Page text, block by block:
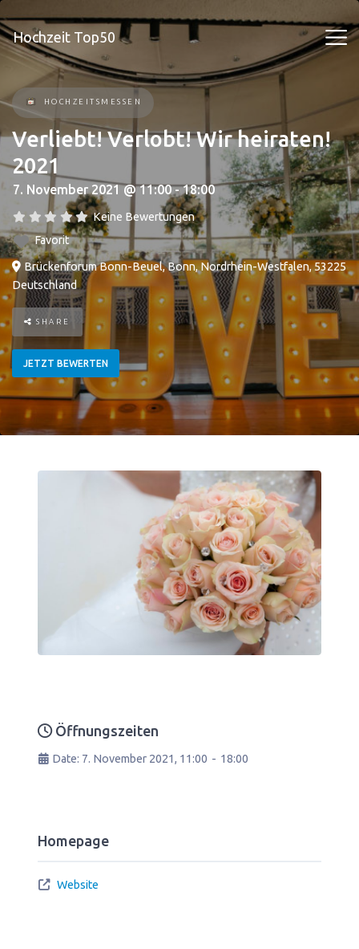
Hochzeit Top50
HOCHZEITSMESSEN
Verliebt! Verlobt! Wir heiraten!
2021
7. November 2021 @ 11:00 - 18:00
Keine Bewertungen
Favorit
Brückenforum Bonn-Beuel,Bonn,Nordrhein-Westfalen,53225
Deutschland
SHARE
JETZT BEWERTEN
Öffnungszeiten
Date: 7. November 2021, 11:00 - 18:00
Homepage
Website